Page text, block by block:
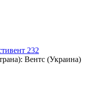
232
Вентс (Украина)